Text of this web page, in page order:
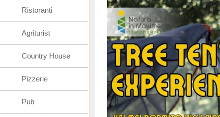
Ristoranti
Agriturist
Country House
Pizzerie
Pub